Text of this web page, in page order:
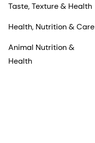
Taste, Texture & Health
Health, Nutrition & Care
Animal Nutrition &
Health